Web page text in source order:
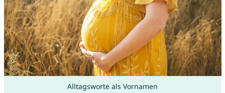
Alltagsworte als Vornamen